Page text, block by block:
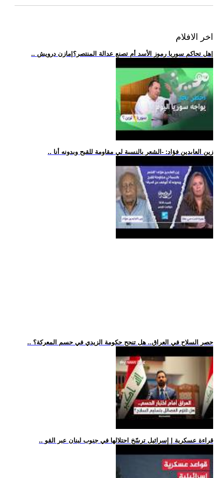
اخر الافلام
.. زين العابدين فؤاد: -الشعر بالنسبة لي مقاومة للقبح وبدونه أنا
.. حصر السلاح في العراق.. هل تنجح حكومة الزيدي في حسم المعركة؟
.. قراءة عسكرية | إسرائيل ترسّخ احتلالها في جنوب لبنان عبر القو